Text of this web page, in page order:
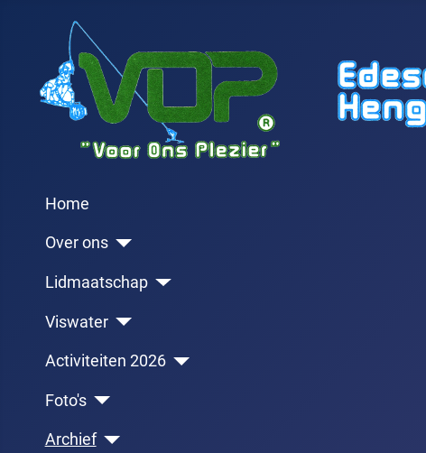
Home
Over ons
Lidmaatschap
Viswater
Activiteiten 2026
Foto's
Archief